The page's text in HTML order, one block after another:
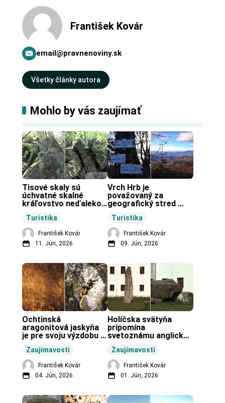
František Kovár
email@pravnenoviny.sk
Všetky články autora
Mohlo by vás zaujímať
Turistika
Tisové skaly sú
úchvatné skalné
kráľovstvo neďaleko
František Kovár
11. Jún, 2026
Turistika
Vrch Hrb je
považovaný za
geografický stred
František Kovár
09. Jún, 2026
Zaujímavosti
Ochtinská
aragonitová jaskyňa
je pre svoju výzdobu
vo svete.
František Kovár
04. Jún, 2026
Zaujímavosti
Holíčska svätyňa
pripomína
svetoznámu anglickú
František Kovár
01. Jún, 2026